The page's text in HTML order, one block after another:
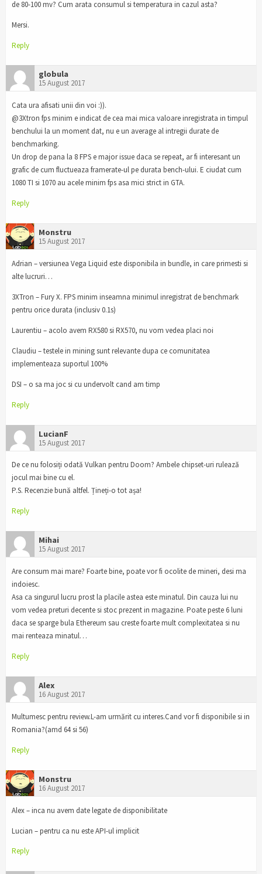
de 80-100 mv? Cum arata consumul si temperatura in cazul asta?
Mersi.
Reply
globula
15 August 2017
Cata ura afisati unii din voi :)).
@3Xtron fps minim e indicat de cea mai mica valoare inregistrata in timpul
benchului la un moment dat, nu e un average al intregii durate de
benchmarking.
Un drop de pana la 8 FPS e major issue daca se repeat, ar fi interesant un
grafic de cum fluctueaza framerate-ul pe durata bench-ului. E ciudat cum
1080 TI si 1070 au acele minim fps asa mici strict in GTA.
Reply
Monstru
15 August 2017
Adrian – versiunea Vega Liquid este disponibila in bundle, in care primesti si
alte lucruri…
3XTron – Fury X. FPS minim inseamna minimul inregistrat de benchmark
pentru orice durata (inclusiv 0.1s)
Laurentiu – acolo avem RX580 si RX570, nu vom vedea placi noi
Claudiu – testele in mining sunt relevante dupa ce comunitatea
implementeaza suportul 100%
DSI – o sa ma joc si cu undervolt cand am timp
Reply
LucianF
15 August 2017
De ce nu folosiți odată Vulkan pentru Doom? Ambele chipset-uri rulează
jocul mai bine cu el.
P.S. Recenzie bună altfel. Țineți-o tot așa!
Reply
Mihai
15 August 2017
Are consum mai mare? Foarte bine, poate vor fi ocolite de mineri, desi ma
indoiesc.
Asa ca singurul lucru prost la placile astea este minatul. Din cauza lui nu
vom vedea preturi decente si stoc prezent in magazine. Poate peste 6 luni
daca se sparge bula Ethereum sau creste foarte mult complexitatea si nu
mai renteaza minatul…
Reply
Alex
16 August 2017
Multumesc pentru review.L-am urmărit cu interes.Cand vor fi disponibile si in
Romania?(amd 64 si 56)
Reply
Monstru
16 August 2017
Alex – inca nu avem date legate de disponibilitate
Lucian – pentru ca nu este API-ul implicit
Reply